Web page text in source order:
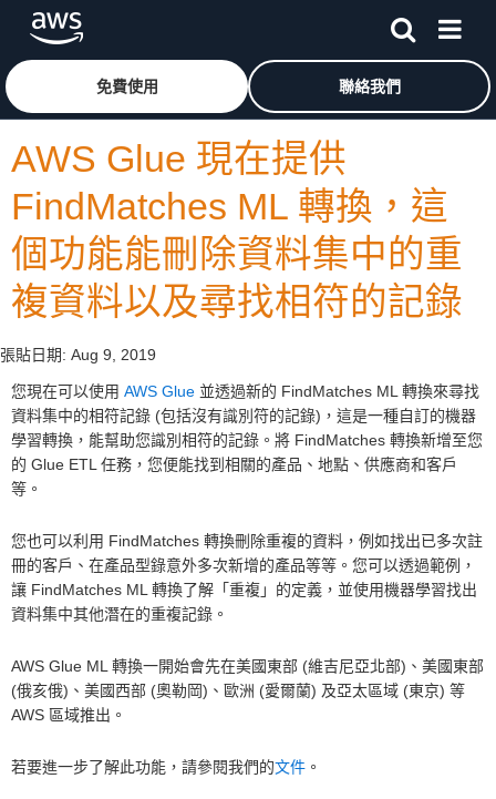
跳至主要內容按一下這裡可返回 Amazon Web Services 首頁
免費使用 聯絡我們
AWS Glue 現在提供
FindMatches ML 轉換，這
個功能能刪除資料集中的重
複資料以及尋找相符的記錄
張貼日期: Aug 9, 2019
您現在可以使用 AWS Glue 並透過新的 FindMatches ML 轉換來尋找
資料集中的相符記錄 (包括沒有識別符的記錄)，這是一種自訂的機器
學習轉換，能幫助您識別相符的記錄。將 FindMatches 轉換新增至您
的 Glue ETL 任務，您便能找到相關的產品、地點、供應商和客戶
等。
您也可以利用 FindMatches 轉換刪除重複的資料，例如找出已多次註
冊的客戶、在產品型錄意外多次新增的產品等等。您可以透過範例，
讓 FindMatches ML 轉換了解「重複」的定義，並使用機器學習找出
資料集中其他潛在的重複記錄。
AWS Glue ML 轉換一開始會先在美國東部 (維吉尼亞北部)、美國東部
(俄亥俄)、美國西部 (奧勒岡)、歐洲 (愛爾蘭) 及亞太區域 (東京) 等
AWS 區域推出。
若要進一步了解此功能，請參閱我們的文件 。